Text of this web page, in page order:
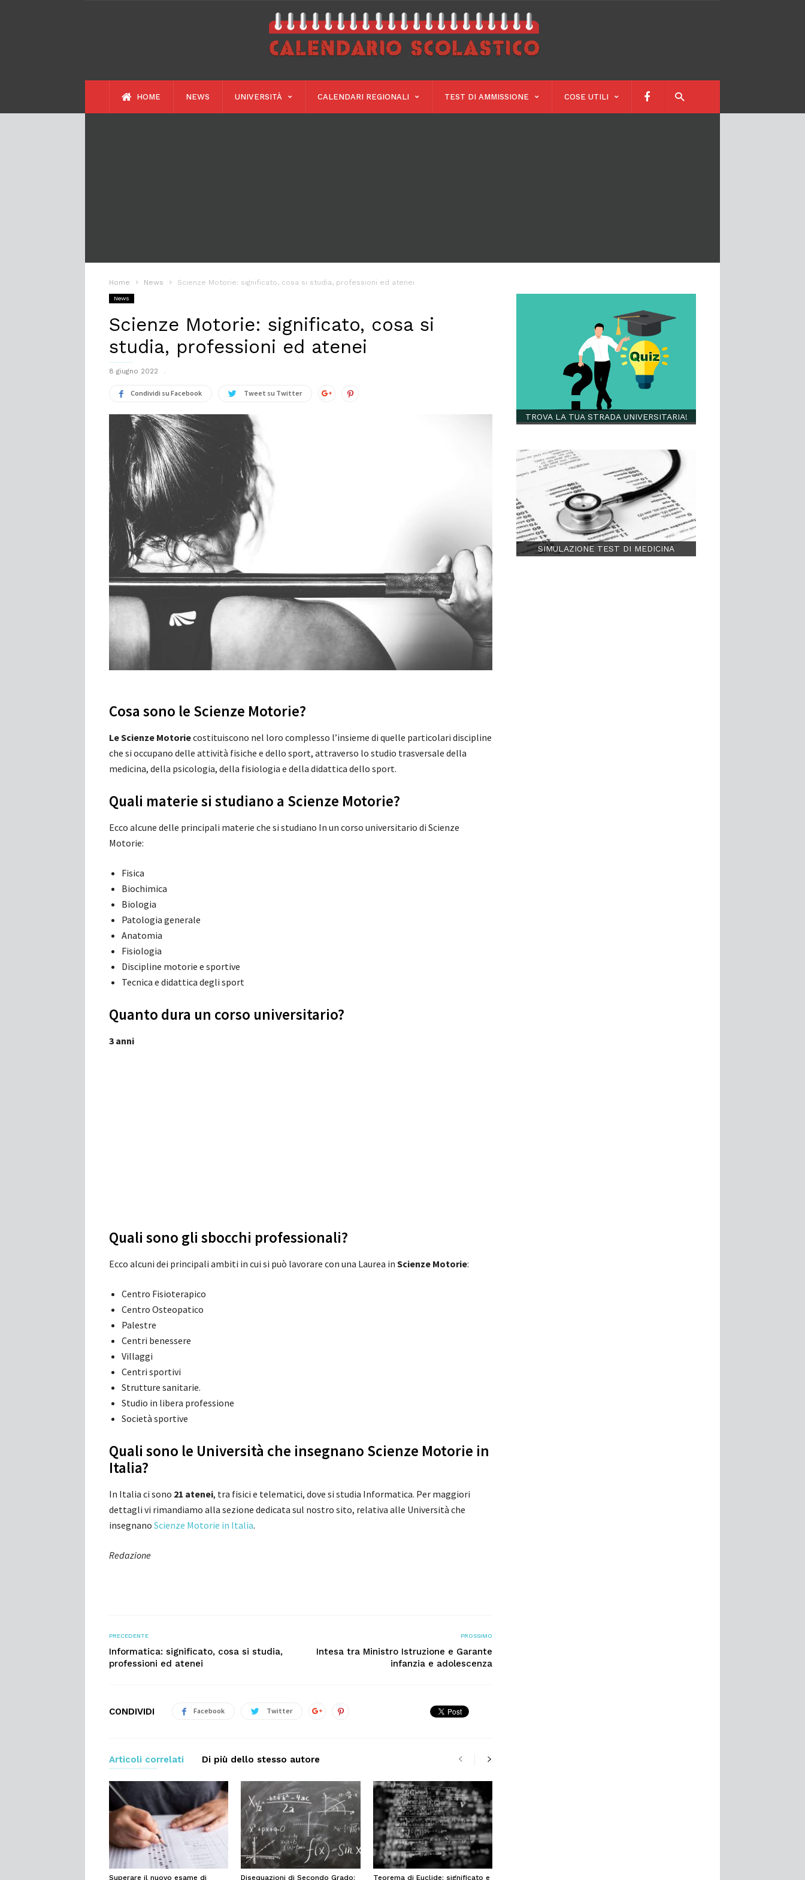
HOME NEWS UNIVERSITÀ CALENDARI REGIONALI TEST DI AMMISSIONE COSE UTILI
Home News Scienze Motorie: significato, cosa si studia, professioni ed atenei
News
Scienze Motorie: significato, cosa si
studia, professioni ed atenei
8 giugno 2022
Condividi su Facebook Tweet su Twitter
Cosa sono le Scienze Motorie?
Le Scienze Motoriecostituiscono nel loro complesso l’insieme di quelle particolari discipline
che si occupano delle attività fisiche e dello sport, attraverso lo studio trasversale della
medicina, della psicologia, della fisiologia e della didattica dello sport.
Quali materie si studiano a Scienze Motorie?
Ecco alcune delle principali materie che si studiano In un corso universitario di Scienze
Motorie:
Fisica
Biochimica
Biologia
Patologia generale
Anatomia
Fisiologia
Discipline motorie e sportive
Tecnica e didattica degli sport
Quanto dura un corso universitario?
3 anni
Quali sono gli sbocchi professionali?
Ecco alcuni dei principali ambiti in cui si può lavorare con una Laurea in Scienze Motorie:
Centro Fisioterapico
Centro Osteopatico
Palestre
Centri benessere
Villaggi
Centri sportivi
Strutture sanitarie.
Studio in libera professione
Società sportive
Quali sono le Università che insegnano Scienze Motorie in
Italia?
In Italia ci sono 21 atenei, tra fisici e telematici, dove si studia Informatica. Per maggiori
dettagli vi rimandiamo alla sezione dedicata sul nostro sito, relativa alle Università che
insegnano Scienze Motorie in Italia.
Redazione
PRECEDENTE
Informatica: significato, cosa si studia,
professioni ed atenei
PROSSIMO
Intesa tra Ministro Istruzione e Garante
infanzia e adolescenza
CONDIVIDI Facebook Twitter
Articoli correlati Di più dello stesso autore
Superare il nuovo esame di Disequazioni di Secondo Grado: Teorema di Euclide: significato e
TROVA LA TUA STRADA UNIVERSITARIA!
SIMULAZIONE TEST DI MEDICINA